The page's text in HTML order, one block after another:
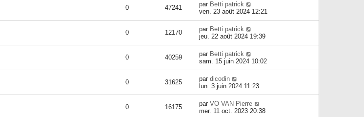
0 47241 par Betti patrick
ven. 23 août 2024 12:21
0 12170 par Betti patrick
jeu. 22 août 2024 19:39
0 40259 par Betti patrick
sam. 15 juin 2024 10:02
0 31625 par dicodin
lun. 3 juin 2024 11:23
0 16175 par VO VAN Pierre
mer. 11 oct. 2023 20:38